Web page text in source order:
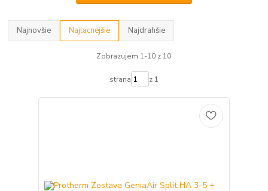
Najnovšie Najlacnejšie Najdrahšie
Zobrazujem 1-10 z 10
strana z 1